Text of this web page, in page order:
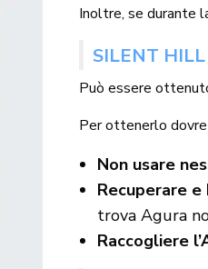
Inoltre, se durante
SILENT
Può essere
Per ottenerlo
Non usare
Recuperare e
trova Agura
Raccogliere